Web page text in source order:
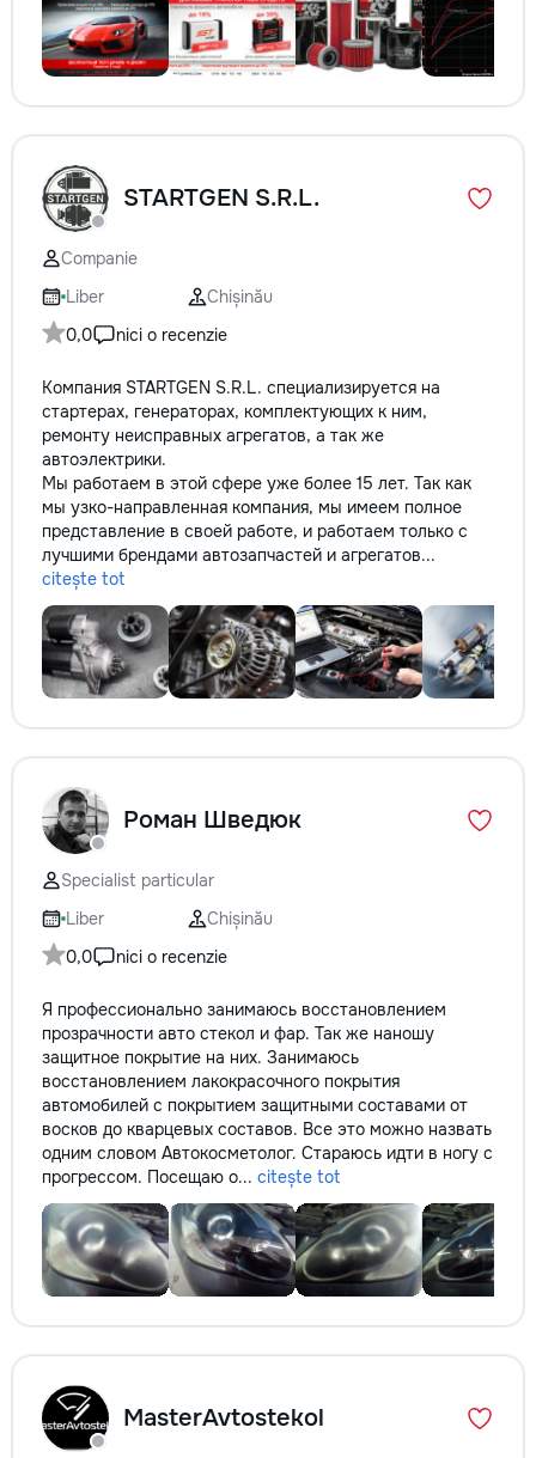
STARTGEN S.R.L.
Companie
Liber
Chișinău
0,0
nici o recenzie
Компания STARTGEN S.R.L. специализируется на
стартерах, генераторах, комплектующих к ним,
ремонту неисправных агрегатов, а так же
автоэлектрики.
Мы работаем в этой сфере уже более 15 лет. Так как
мы узко-направленная компания, мы имеем полное
представление в своей работе, и работаем только с
лучшими брендами автозапчастей и агрегатов...
citește tot
Роман Шведюк
Specialist particular
Liber
Chișinău
0,0
nici o recenzie
Я профессионально занимаюсь восстановлением
прозрачности авто стекол и фар. Так же наношу
защитное покрытие на них. Занимаюсь
восстановлением лакокрасочного покрытия
автомобилей с покрытием защитными составами от
восков до кварцевых составов. Все это можно назвать
одним словом Автокосметолог. Стараюсь идти в ногу с
прогрессом. Посещаю о... citește tot
MasterAvtostekol